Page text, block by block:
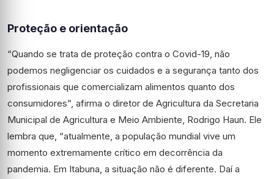
Proteção e orientação
“Quando se trata de proteção contra o Covid-19, não
podemos negligenciar os cuidados e a segurança tanto dos
profissionais que comercializam alimentos quanto dos
consumidores”, afirma o diretor de Agricultura da Secretaria
Municipal de Agricultura e Meio Ambiente, Rodrigo Haun. Ele
lembra que, “atualmente, a população mundial vive um
momento extremamente crítico em decorrência da
pandemia. Em Itabuna, a situação não é diferente. Daí a